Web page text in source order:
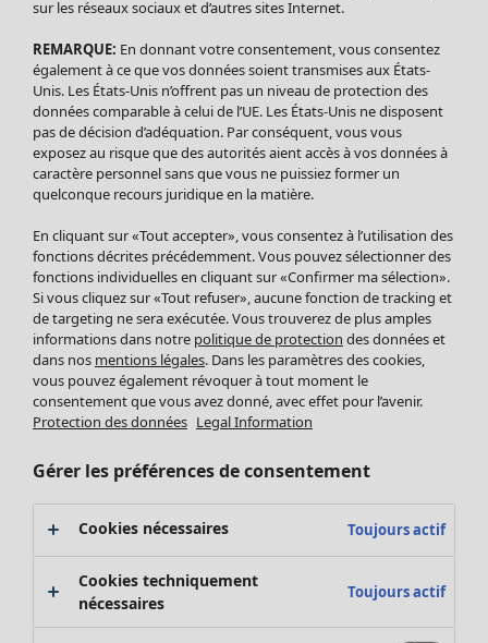
Tous les vêtements
Robes
Tuniques
Blouses
Tops
Gilets
Pantalon
Jupes
Leggings et collants
Accessoires
Chaussures
Vêtements de bain
Basics
Soldes Mobilier
Bonnes affaires déco
Décoration
Textiles
Tapis
Éponge
sur les réseaux sociaux et d’autres sites Internet.
REMARQUE: En donnant votre consentement, vous consentez
également à ce que vos données soient transmises aux États-
Unis. Les États-Unis n’offrent pas un niveau de protection des
données comparable à celui de l’UE. Les États-Unis ne disposent
pas de décision d’adéquation. Par conséquent, vous vous
exposez au risque que des autorités aient accès à vos données à
caractère personnel sans que vous ne puissiez former un
quelconque recours juridique en la matière.
En cliquant sur «Tout accepter», vous consentez à l’utilisation des
fonctions décrites précédemment. Vous pouvez sélectionner des
fonctions individuelles en cliquant sur «Confirmer ma sélection».
Si vous cliquez sur «Tout refuser», aucune fonction de tracking et
de targeting ne sera exécutée. Vous trouverez de plus amples
informations dans notre politique de protection des données et
dans nos mentions légales. Dans les paramètres des cookies,
vous pouvez également révoquer à tout moment le
consentement que vous avez donné, avec effet pour l’avenir.
Protection des données Legal Information
Gérer les préférences de consentement
Cookies nécessaires Toujours actif
Cookies techniquement
nécessaires
Toujours actif